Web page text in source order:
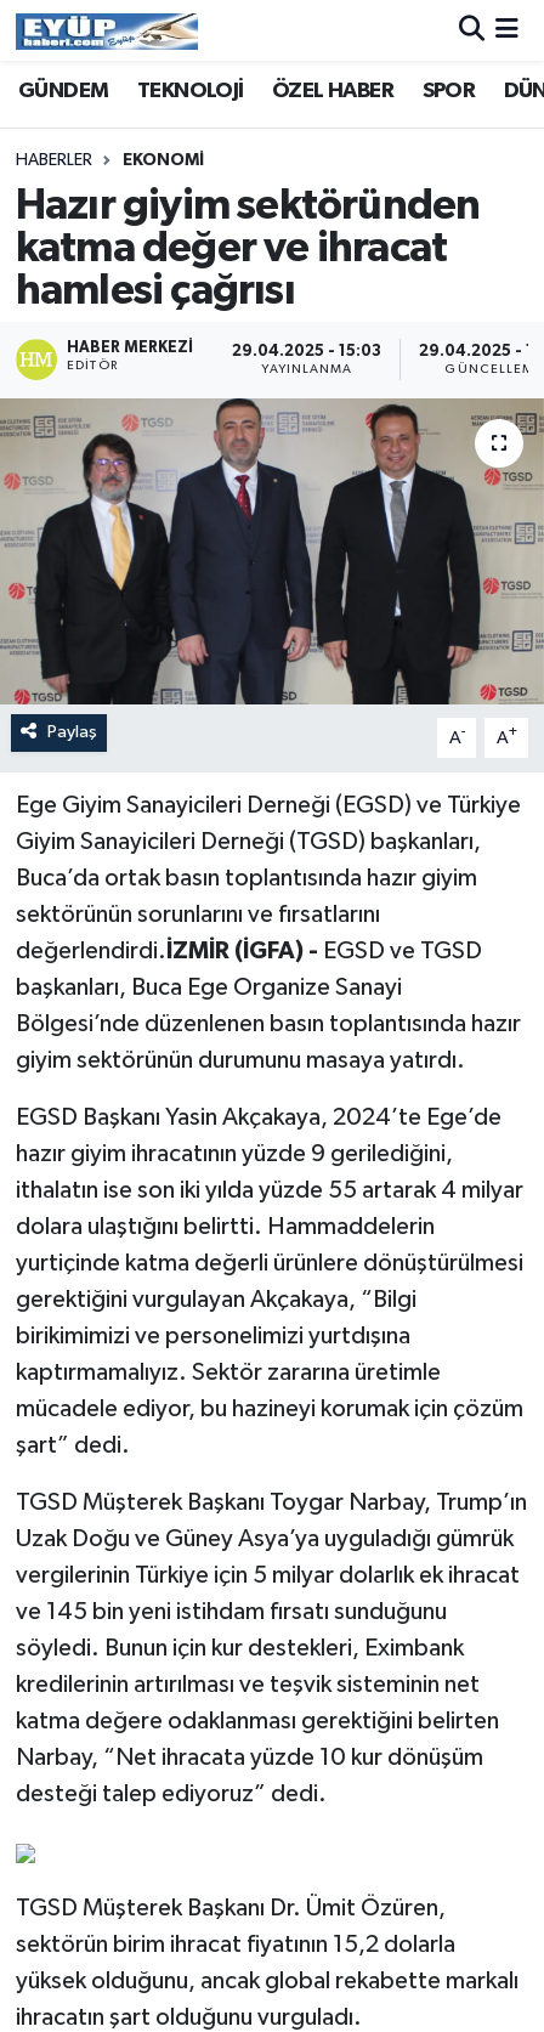
GÜNDEM TEKNOLOJİ ÖZEL HABER SPOR
HABERLER EKONOMİ
Hazır giyim sektöründen
katma değer ve ihracat
hamlesi çağrısı
HABER MERKEZI
EDITÖR
29.04.2025 - 15:03
YAYINLANMA
29.04.2025 -
GÜNCELLEME
Paylaş A- A+
Ege Giyim Sanayicileri Derneği (EGSD) ve Türkiye
Giyim Sanayicileri Derneği (TGSD) başkanları,
Buca’da ortak basın toplantısında hazır giyim
sektörünün sorunlarını ve fırsatlarını
değerlendirdi. İZMİR (İGFA) - EGSD ve TGSD
başkanları, Buca Ege Organize Sanayi
Bölgesi’nde düzenlenen basın toplantısında hazır
giyim sektörünün durumunu masaya yatırdı.
EGSD Başkanı Yasin Akçakaya, 2024’te Ege’de
hazır giyim ihracatının yüzde 9 gerilediğini,
ithalatın ise son iki yılda yüzde 55 artarak 4 milyar
dolara ulaştığını belirtti. Hammaddelerin
yurtiçinde katma değerli ürünlere dönüştürülmesi
gerektiğini vurgulayan Akçakaya, “Bilgi
birikimimizi ve personelimizi yurtdışına
kaptırmamalıyız. Sektör zararına üretimle
mücadele ediyor, bu hazineyi korumak için çözüm
şart” dedi.
TGSD Müşterek Başkanı Toygar Narbay, Trump’ın
Uzak Doğu ve Güney Asya’ya uyguladığı gümrük
vergilerinin Türkiye için 5 milyar dolarlık ek ihracat
ve 145 bin yeni istihdam fırsatı sunduğunu
söyledi. Bunun için kur destekleri, Eximbank
kredilerinin artırılması ve teşvik sisteminin net
katma değere odaklanması gerektiğini belirten
Narbay, “Net ihracata yüzde 10 kur dönüşüm
desteği talep ediyoruz” dedi.
TGSD Müşterek Başkanı Dr. Ümit Özüren,
sektörün birim ihracat fiyatının 15,2 dolarla
yüksek olduğunu, ancak global rekabette markalı
ihracatın şart olduğunu vurguladı.